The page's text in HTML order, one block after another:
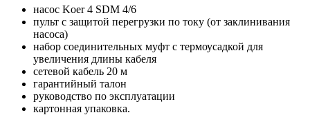
насос Koer 4 SDM 4/6
пульт с защитой перегрузки по току (от заклинивания
насоса)
набор соединительных муфт с термоусадкой для
увеличения длины кабеля
сетевой кабель 20 м
гарантийный талон
руководство по эксплуатации
картонная упаковка.